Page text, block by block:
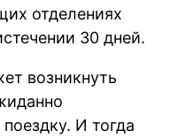
отделениях
30 дней.
возникнуть
И тогда